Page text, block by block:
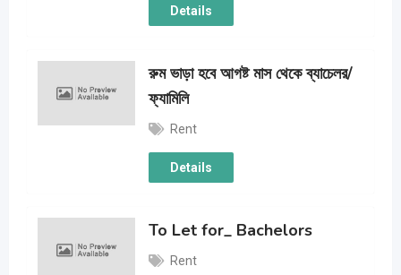
Details
রুম ভাড়া হবে আগষ্ট মাস থেকে ব্যাচেলর/
ফ্যামিলি
Rent
Details
To Let for_ Bachelors
Rent